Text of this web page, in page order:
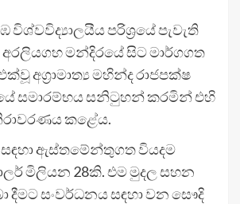
පරිශ්‍රයේ පැවැති
මන්දිරයේ සිට මාර්ගගත
අග්‍රාමාත්‍ය මහින්ද රාජපක්ෂ
සමාරම්භය සනිටුහන් කරමින් එහි
කළේය.
සඳහා ඇස්තමේන්තුගත වියදම
මිලියන 28කි. එම මුදල සහන
දීමට සංවර්ධනය සඳහා වන සෞදි